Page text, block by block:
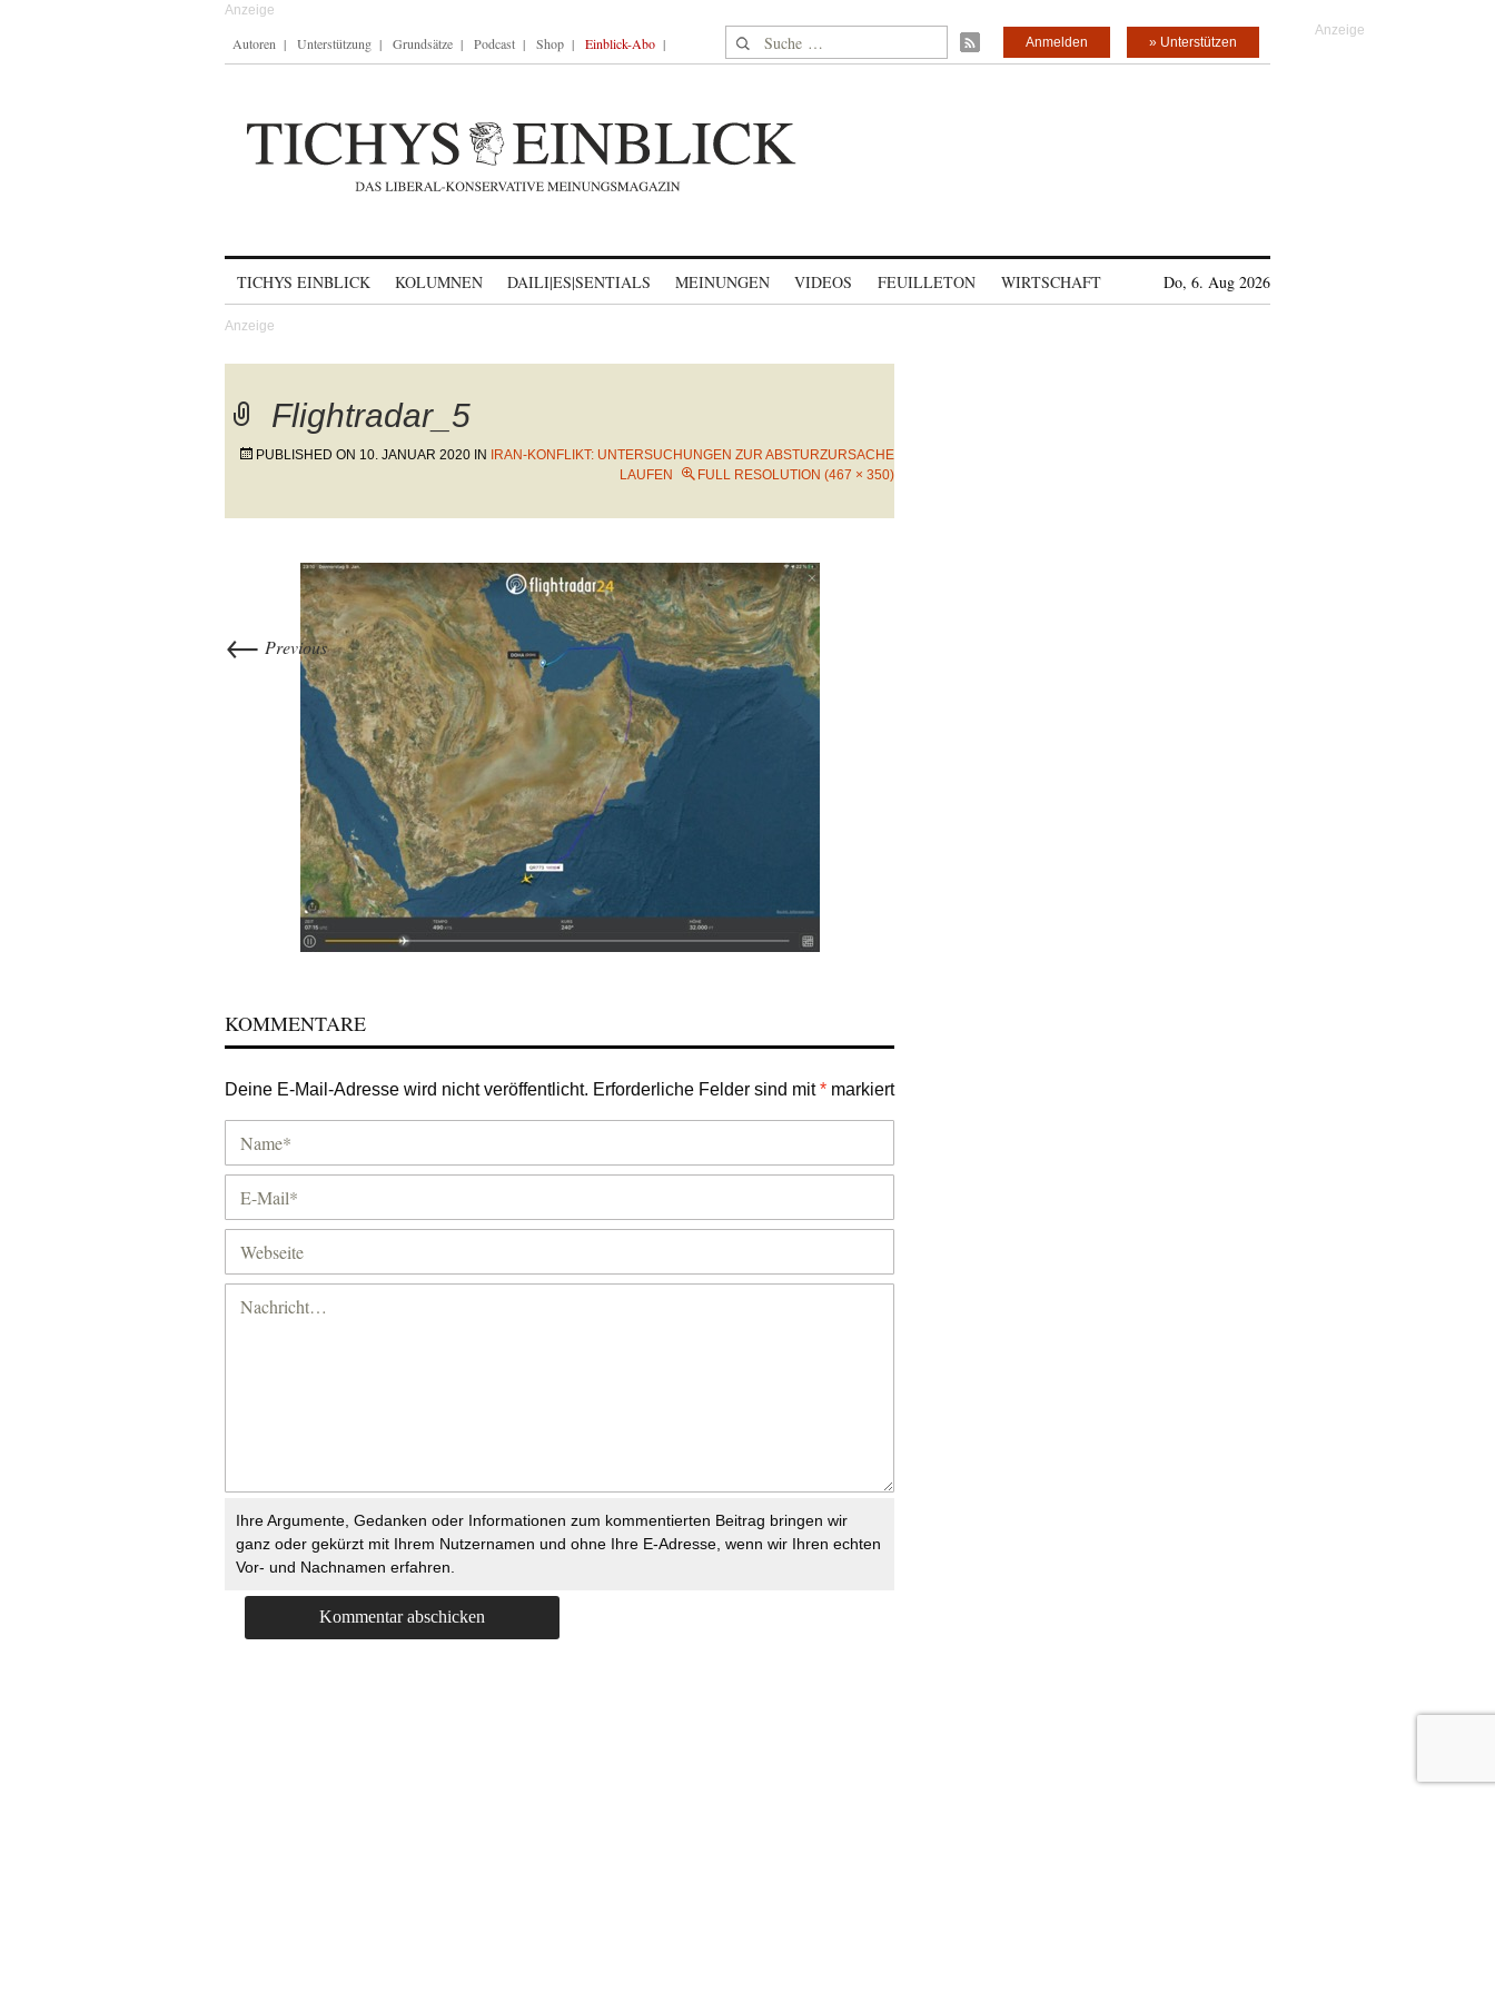
Autoren Unterstützung Grundsätze Podcast Shop Einblick-Abo Suche nach: » Unterstützen
Anmelden
TICHYS EINBLICK KOLUMNEN DAILI|ES|SENTIALS MEINUNGEN VIDEOS FEUILLETON WIRTSCHAFT Do, 6. Aug 2026
Flightradar_5
PUBLISHED ON 10. JANUAR 2020 IN
IRAN-KONFLIKT: UNTERSUCHUNGEN ZUR ABSTURZURSACHE
LAUFEN
FULL RESOLUTION (467 × 350)
← Previous
KOMMENTARE
Deine E-Mail-Adresse wird nicht veröffentlicht. Erforderliche Felder sind mit* markiert
Ihre Argumente, Gedanken oder Informationen zum kommentierten Beitrag bringen wir
ganz oder gekürzt mit Ihrem Nutzernamen und ohne Ihre E-Adresse, wenn wir Ihren echten
Vor- und Nachnamen erfahren.